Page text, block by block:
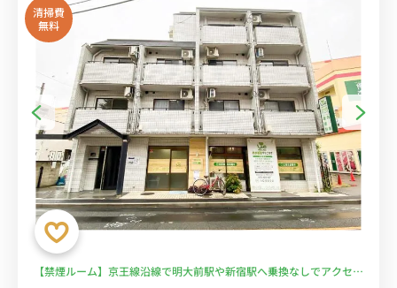
清掃費
無料
【禁煙ルーム】京王線沿線で明大前駅や新宿駅へ乗換なしでアクセ